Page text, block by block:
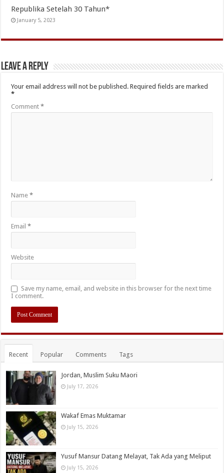
Republika Setelah 30 Tahun*
January 5, 2023
Leave a Reply
Your email address will not be published. Required fields are marked
*
Comment*
Name*
Email*
Website
Save my name, email, and website in this browser for the next time
I comment.
Recent Popular Comments Tags
Jordan, Muslim Suku Maori
July 17, 2026
Wakaf Emas Muktamar
July 15, 2026
Yusuf Mansur Datang Melayat, Tak Ada yang Meliput
July 15, 2026